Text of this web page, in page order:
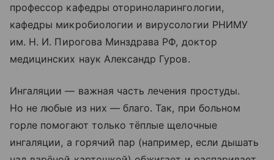
профессор кафедры оториноларингологии,
кафедры микробиологии и вирусологии РНИМУ
им. Н. И. Пирогова Мин­здрава РФ, доктор
медицин­ских наук Александр Гуров.
Ингаляции — важная часть лечения простуды.
Но не любые из них — благо. Так, при больном
горле помогают только тёплые щелочные
ингаляции, а горячий пар (например, если дышать